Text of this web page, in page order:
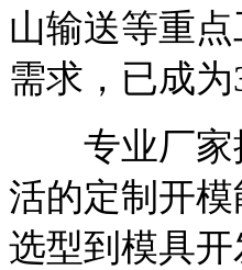
山输送等重
需求，已成
专业厂家提
活的定制开
选型到模具